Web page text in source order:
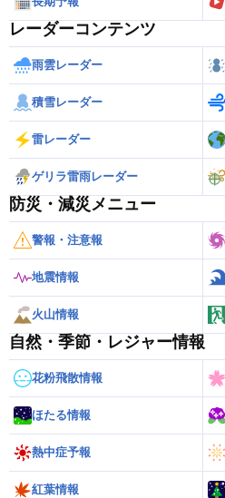
レーダーコンテンツ
雨雲レーダー
積雪レーダー
雷レーダー
ゲリラ雷雨レーダー
防災・減災メニュー
警報・注意報
地震情報
火山情報
自然・季節・レジャー情報
花粉飛散情報
ほたる情報
熱中症予報
紅葉情報